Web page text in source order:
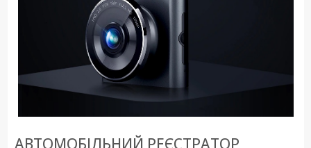
АВТОМОБІЛЬНИЙ РЕЄСТРАТОР